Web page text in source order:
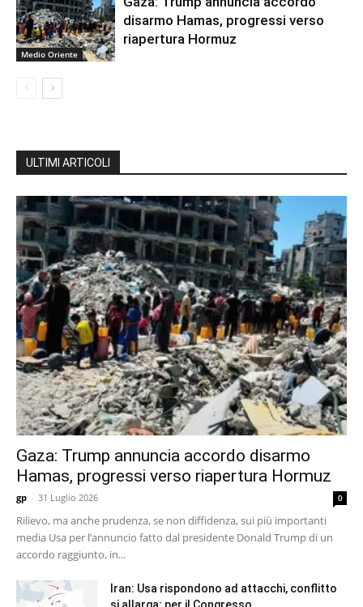
Medio Oriente
disarmo Hamas, progressi verso
riapertura Hormuz
ULTIMI ARTICOLI
Gaza: Trump annuncia accordo disarmo
Hamas, progressi verso riapertura Hormuz
gp - 31 Luglio 2026 0
Rilievo, ma anche prudenza, se non diffidenza, sui più importanti
media Usa per l’annuncio fatto dal presidente Donald Trump di un
accordo raggiunto, in...
Iran: Usa rispondono ad attacchi, conflitto